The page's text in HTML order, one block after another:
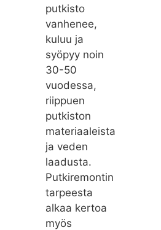
putkisto
vanhenee,
kuluu ja
syöpyy noin
30-50
vuodessa,
riippuen
putkiston
materiaaleista
ja veden
laadusta.
Putkiremontin
tarpeesta
alkaa kertoa
myös